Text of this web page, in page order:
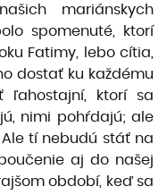
mariánskych
spomenuté, ktorí
Fatimy, lebo cítia,
dostať ku každému
ľahostajní, ktorí sa
nimi pohŕdajú; ale
tí nebudú stáť na
aj do našej
období, keď sa